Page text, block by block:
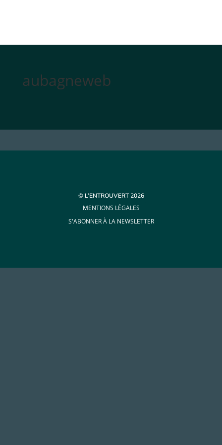
aubagneweb
© L’ENTROUVERT 2026
MENTIONS LÉGALES
S'ABONNER À LA NEWSLETTER